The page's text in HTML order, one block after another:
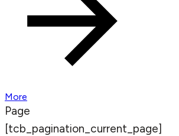
More
Page
[tcb_pagination_current_page]